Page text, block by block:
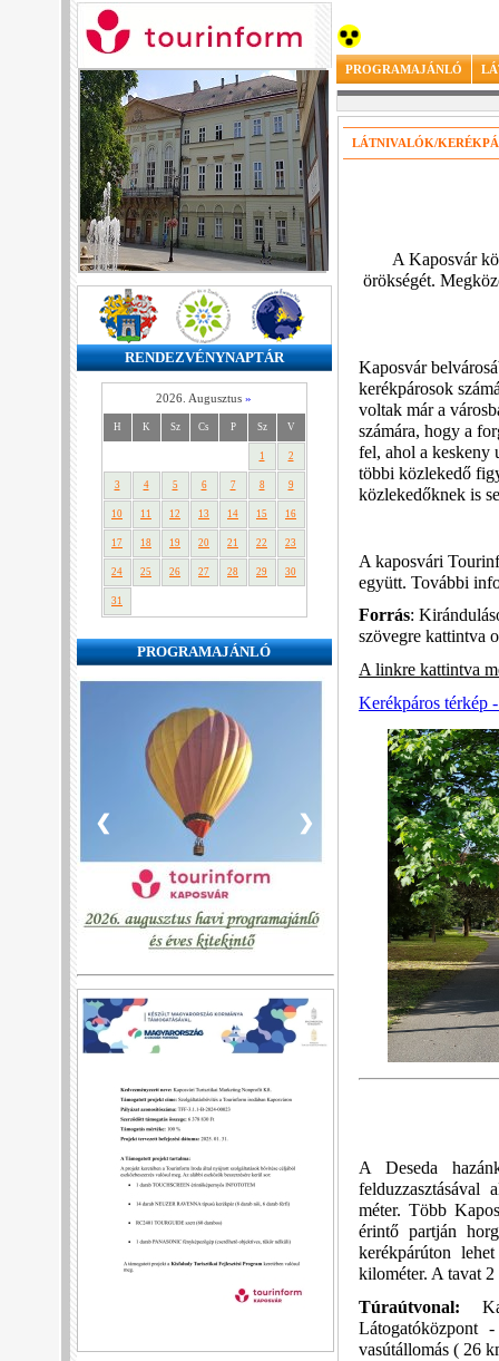
RENDEZVÉNYNAPTÁR
2026. Augusztus »
H K Sz Cs P Sz V
1 2
3 4 5 6 7 8 9
10 11 12 13 14 15 16
17 18 19 20 21 22 23
24 25 26 27 28 29 30
31
PROGRAMAJÁNLÓ
❮ ❯
PROGRAMAJÁNLÓ
LÁTNIVALÓK/
A Kaposvár
örökségét.
Kaposvár
kerékpárosok
voltak már a
számára, hogy a
fel, ahol a keskeny
többi közlekedő
közlekedőknek is
A kaposvári
együtt. További
Forrás:
szövegre kattintva
A linkre kattintva
Kerékpáros térkép
A Deseda
felduzzasztásával
méter. Több
érintő partján
kerékpárúton
kilométer. A tavat
Túraútvonal:
Látogatóközpont
vasútállomás ( 26